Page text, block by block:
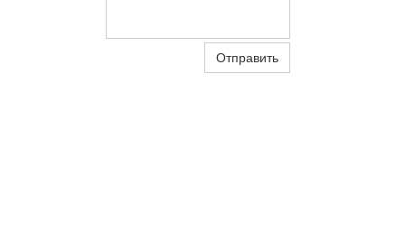
Отправить